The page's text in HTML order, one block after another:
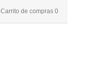
Carrito de compras 0